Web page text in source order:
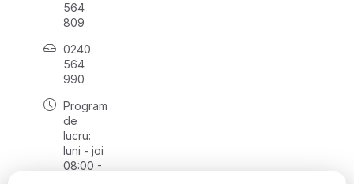
564
809
0240
564
990
Program
de
lucru:
luni - joi
08:00 -